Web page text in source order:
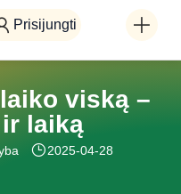
Prisijungti
viską –
laiką
2025-04-28